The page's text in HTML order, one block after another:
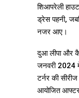
शिआपरेली
ड्रेस पहनी,
नजर आए।
दुआ लीपा और
जनवरी 2024
टर्नर की
आयोजित आफ्टर